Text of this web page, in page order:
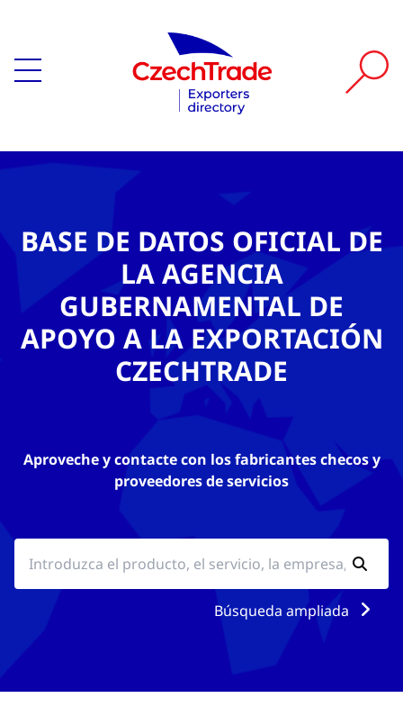
BASE DE DATOS OFICIAL DE
LA AGENCIA
GUBERNAMENTAL DE
APOYO A LA EXPORTACIÓN
CZECHTRADE
Aproveche y contacte con los fabricantes checos y
proveedores de servicios
Búsqueda ampliada